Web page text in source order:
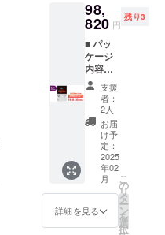
トレー
ジ：
128GB
カ
ラー：
ムーン
ホワイ
ト バッ
リー：
6000m
Ah（25
W，PD
急速充
チタッ
チ(タッ
レッ
シュ
60Hz
SoC：
Snapdr
agon
G3x
Gen2
CPU：
最大
3.36GH
GPU：
動作ク
1GHz
メモ
ページ
（https:
ya-
neo.jp/
manual
）に公
な仕様
3.92イ
ンチ / 有
機EL
ディス
プレイ
（OLED
） /
1240×1
，L1/L2
背面ボ
タンス
ペア入
り 国内
１年間
サポー
ト（株
式会社
天空）
取扱説
明書
（英語/
中国
語） ※
発売後
に日本
98,
820 円
残り3
■ パッ
ケージ
内容
AYANE
O
POCKE
T DMG
本体 充
電ケー
ブル
（アダ
プター
は付属
してお
りませ
支援
者：
2人
お届
け予
定：
2025
年02
月
詳細を見る
こ
の
リ
タ
ー
ン
を
選
択